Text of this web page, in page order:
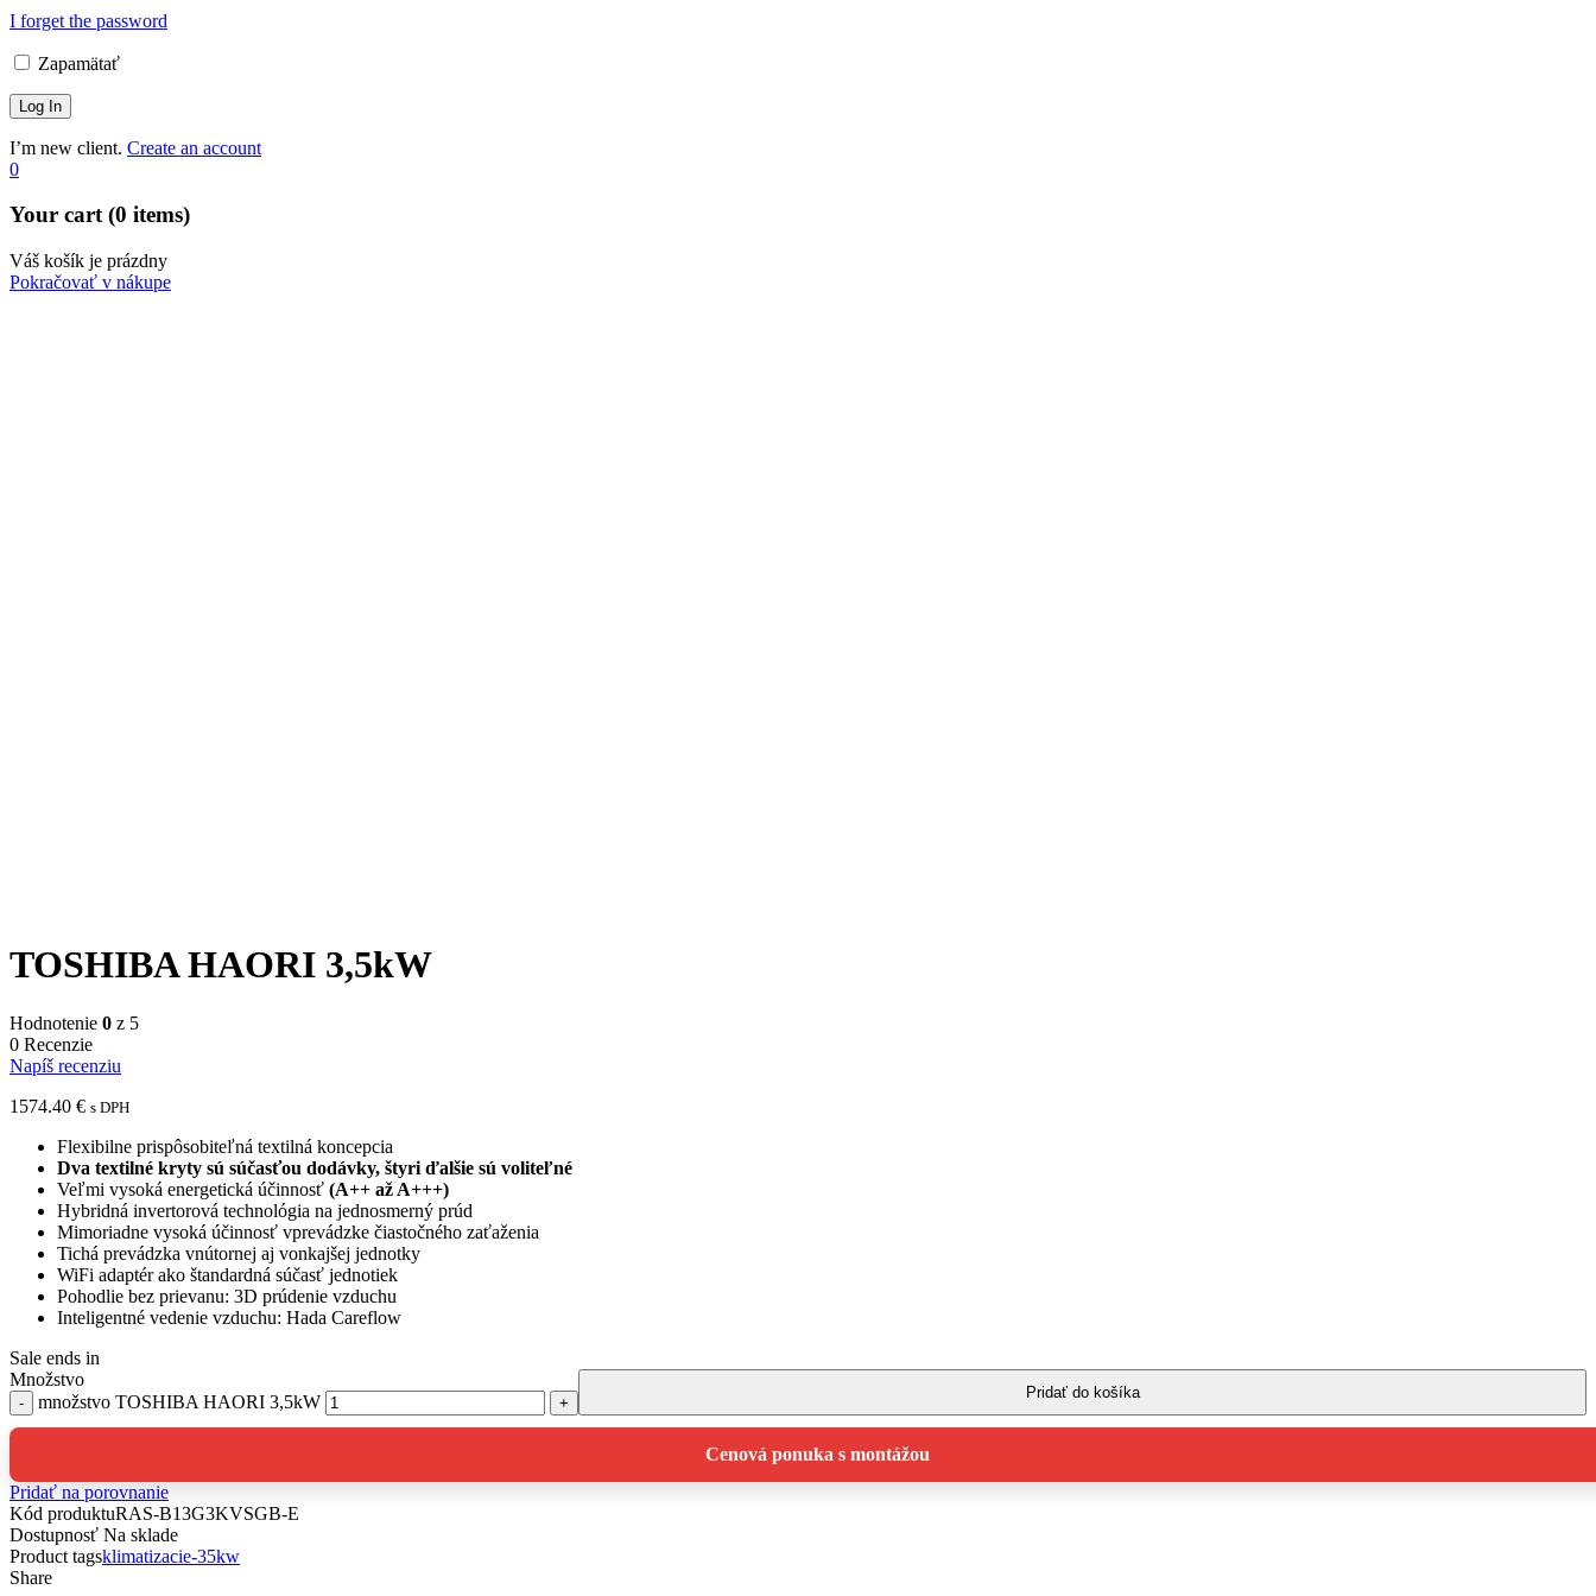
I forget the password
Zapamätať
I’m new client. Create an account
0
Your cart (0 items)
Váš košík je prázdny
Pokračovať v nákupe
TOSHIBA HAORI 3,5kW
Hodnotenie 0 z 5
0 Recenzie
Napíš recenziu
1574.40 € s DPH
Flexibilne prispôsobiteľná textilná koncepcia
Dva textilné kryty sú súčasťou dodávky, štyri ďalšie sú voliteľné
Veľmi vysoká energetická účinnosť (A++ až A+++)
Hybridná invertorová technológia na jednosmerný prúd
Mimoriadne vysoká účinnosť vprevádzke čiastočného zaťaženia
Tichá prevádzka vnútornej aj vonkajšej jednotky
WiFi adaptér ako štandardná súčasť jednotiek
Pohodlie bez prievanu: 3D prúdenie vzduchu
Inteligentné vedenie vzduchu: Hada Careflow
Sale ends in
Množstvo
množstvo TOSHIBA HAORI 3,5kW
Pridať do košíka
Cenová ponuka s montážou
Pridať na porovnanie
Kód produktuRAS-B13G3KVSGB-E
Dostupnosť Na sklade
Product tagsklimatizacie-35kw
Share